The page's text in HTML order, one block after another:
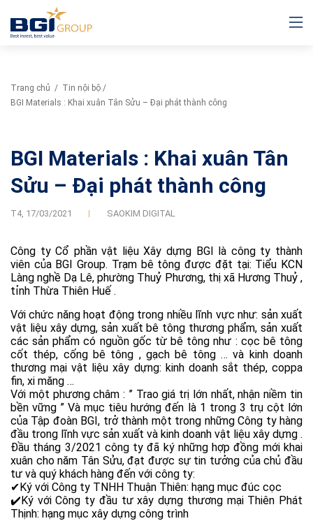
Trang chủ / Tin nội bộ /
BGI Materials : Khai xuân Tân Sửu – Đại phát thành công
BGI Materials : Khai xuân Tân
Sửu – Đại phát thành công
T4, 17/03/2021 SAOKIM DIGITAL
Công ty Cổ phần vật liệu Xây dựng BGI là công ty thành
viên của BGI Group. Trạm bê tông được đặt tại: Tiểu KCN
Làng nghề Dạ Lê, phường Thuỷ Phương, thị xã Hương Thuỷ ,
tỉnh Thừa Thiên Huế .
Với chức năng hoạt động trong nhiều lĩnh vực như: sản xuất
vật liệu xây dựng, sản xuất bê tông thương phẩm, sản xuất
các sản phẩm có nguồn gốc từ bê tông như : cọc bê tông
cốt thép, cống bê tông , gạch bê tông … và kinh doanh
thương mại vật liệu xây dựng: kinh doanh sắt thép, coppa
fin, xi măng …
Với một phương châm : ” Trao giá trị lớn nhất, nhận niềm tin
bền vững ” Và mục tiêu hướng đến là 1 trong 3 trụ cột lớn
của Tập đoàn BGI, trở thành một trong những Công ty hàng
đầu trong lĩnh vực sản xuất và kinh doanh vật liệu xây dựng .
Đầu tháng 3/2021 công ty đã ký những hợp đồng mới khai
xuân cho năm Tân Sửu, đạt được sự tin tưởng của chủ đầu
tư và quý khách hàng đến với công ty:
✔Ký với Công ty TNHH Thuận Thiên: hạng mục đúc cọc
✔️Ký với Công ty đầu tư xây dựng thương mại Thiên Phát
Thịnh: hạng mục xây dựng công trình